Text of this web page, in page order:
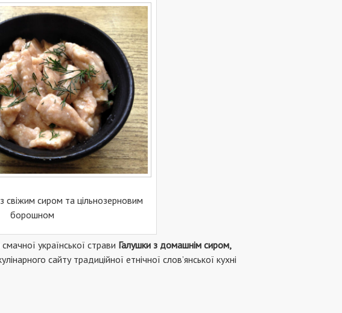
з свіжим сиром та цільнозерновим
борошном
української страви Галушки з домашнім сиром,
сайту традиційної етнічної слов’янської кухні